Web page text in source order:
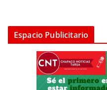
Espacio Publicitario